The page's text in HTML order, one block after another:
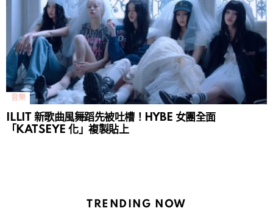
音樂
ILLIT 新歌曲風舞蹈先被吐槽！HYBE 女團全面
「KATSEYE 化」複製貼上
TRENDING NOW